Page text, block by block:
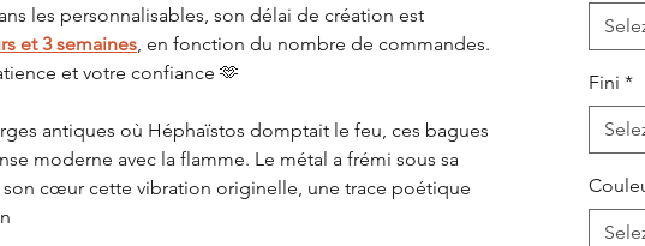
les personnalisables, son délai de création est
et 3 semaines, en fonction du nombre de commandes.
et votre confiance 🫶
antiques où Héphaïstos domptait le feu, ces bagues
moderne avec la flamme. Le métal a frémi sous sa
son cœur cette vibration originelle, une trace poétique
Fini *